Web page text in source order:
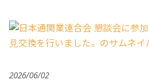
2026/06/02